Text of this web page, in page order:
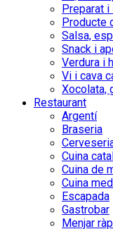
Preparat i
Producte
Salsa,
Snack i
Verdura i
Vi i cava
Xocolata,
Restaurant
Argentí
Braseria
Cuina
Cuina de
Cuina
Escapada
Gastrobar
Menjar